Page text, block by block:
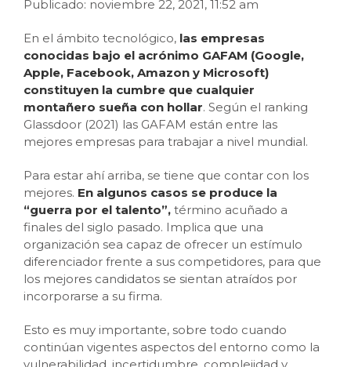
Publicado: noviembre 22, 2021, 11:52 am
En el ámbito tecnológico, las empresas
conocidas bajo el acrónimo GAFAM (Google,
Apple, Facebook, Amazon y Microsoft)
constituyen la cumbre que cualquier
montañero sueña con hollar. Según el ranking
Glassdoor (2021) las GAFAM están entre las
mejores empresas para trabajar a nivel mundial.
Para estar ahí arriba, se tiene que contar con los
mejores. En algunos casos se produce la
“guerra por el talento”, término acuñado a
finales del siglo pasado. Implica que una
organización sea capaz de ofrecer un estímulo
diferenciador frente a sus competidores, para que
los mejores candidatos se sientan atraídos por
incorporarse a su firma.
Esto es muy importante, sobre todo cuando
continúan vigentes aspectos del entorno como la
vulnerabilidad, incertidumbre, complejidad y